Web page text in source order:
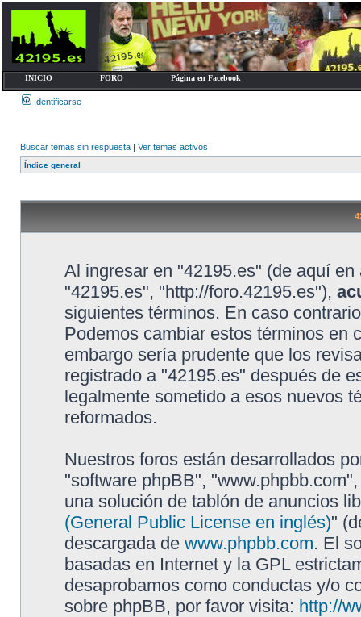
INICIO FORO Página en Facebook
Identificarse
Buscar temas sin respuesta | Ver temas activos
Índice general
Al ingresar en "42195.es" (de aquí
"42195.es", "http://foro.42195.es"),
siguientes términos. En caso
Podemos cambiar estos términos en
embargo sería prudente que los
registrado a "42195.es" después de
legalmente sometido a esos nuevos
reformados.
Nuestros foros están desarrollados
"software phpBB",
una solución de tablón de anuncios
(General Public License en inglés)"
descargada de www.phpbb.com. El
basadas en Internet y la GPL
desaprobamos como conductas y/o
sobre phpBB, por favor visita: http://